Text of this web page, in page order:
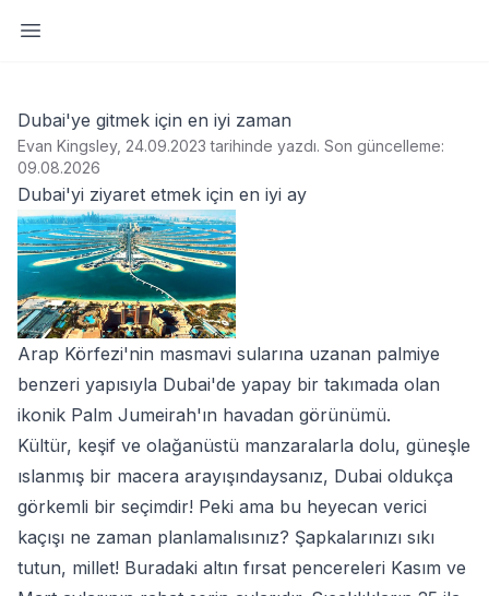
Yan paneli aç
Dubai'ye gitmek için en iyi zaman
Evan Kingsley, 24.09.2023 tarihinde yazdı. Son güncelleme:
09.08.2026
Dubai'yi ziyaret etmek için en iyi ay
Arap Körfezi'nin masmavi sularına uzanan palmiye
benzeri yapısıyla Dubai'de yapay bir takımada olan
ikonik Palm Jumeirah'ın havadan görünümü.
Kültür, keşif ve olağanüstü manzaralarla dolu, güneşle
ıslanmış bir macera arayışındaysanız, Dubai oldukça
görkemli bir seçimdir! Peki ama bu heyecan verici
kaçışı ne zaman planlamalısınız? Şapkalarınızı sıkı
tutun, millet! Buradaki altın fırsat pencereleri Kasım ve